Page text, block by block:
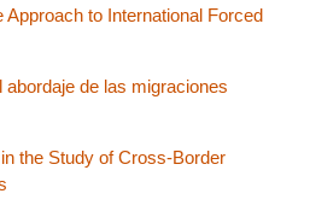
to International Forced
de las migraciones
the Study of Cross-Border